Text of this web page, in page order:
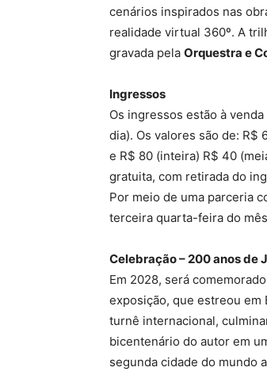
cenários inspirados nas
realidade virtual 360º. A
gravada pela Orquestra e
Ingressos
Os ingressos estão à venda
dia). Os valores são de:
e R$ 80 (inteira) R$ 40
gratuita, com retirada do
Por meio de uma parceria
terceira quarta-feira do
Celebração – 200 anos de
Em 2028, será
exposição, que estreou em
turnê internacional,
bicentenário do autor em
segunda cidade do mundo